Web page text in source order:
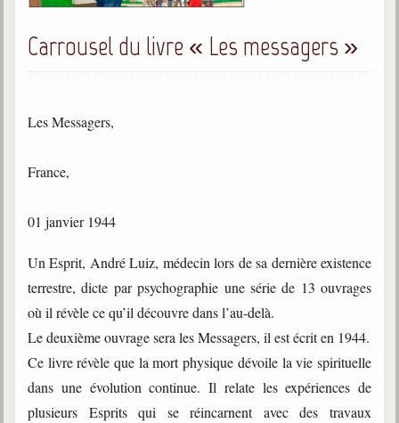
1804-1869
Gabriel Delanne
Chico Xavier
Divaldo Franco
Bibliothèque
Ouvrages
Bibliothèque spirite
Documents
Carrousel du livre « Les messagers »
Les Messagers,
France,
01 janvier 1944
Un Esprit, André Luiz, médecin lors de sa dernière existence
terrestre, dicte par psychographie une série de 13 ouvrages
où il révèle ce qu’il découvre dans l’au-delà.
Le deuxième ouvrage sera les Messagers, il est écrit en 1944.
Ce livre révèle que la mort physique dévoile la vie spirituelle
dans une évolution continue. Il relate les expériences de
plusieurs Esprits qui se réincarnent avec des travaux